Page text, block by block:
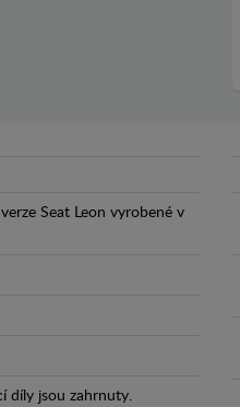
Seat Leon vyrobené v
díly jsou zahrnuty.